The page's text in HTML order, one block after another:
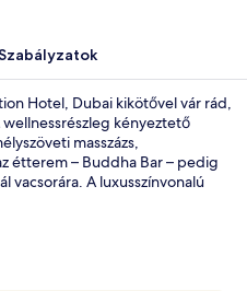
Hotel, Dubai kikötővel vár rád,
wellnessrészleg kényeztető
masszázs,
étterem – Buddha Bar – pedig
vacsorára. A luxusszínvonalú
utazók imádják a hely
A tömegközlekedés
Marina metróállomás 9 perc,
perc séta.